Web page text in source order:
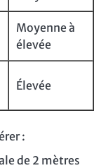
Moyenne à
élevée
Élevée
:
de 2 mètres